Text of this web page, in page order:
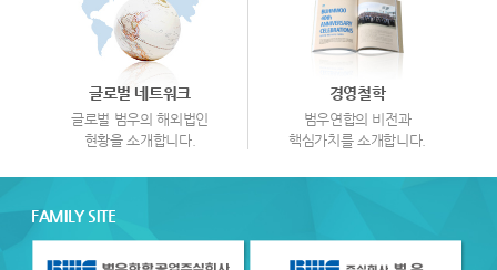
글로벌 네트워크
글로벌 범우의 해외법인
현황을 소개합니다.
경영철학
범우연합의 비전과
핵심가치를 소개합니다.
FAMILY SITE